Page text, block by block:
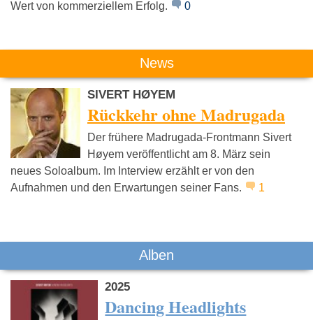
H-Blockx Neu!
Wert von kommerziellem Erfolg. 0
News
SIVERT HØYEM
Rückkehr ohne Madrugada
Der frühere Madrugada-Frontmann Sivert
Høyem veröffentlicht am 8. März sein
neues Soloalbum. Im Interview erzählt er von den
Aufnahmen und den Erwartungen seiner Fans.
1
Alben
2025
Dancing Headlights